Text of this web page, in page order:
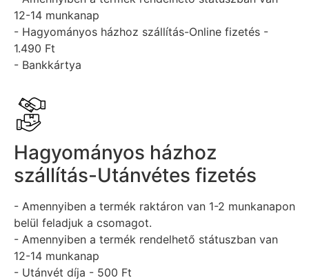
12-14 munkanap
- Hagyományos házhoz szállítás-Online fizetés -
1.490 Ft
- Bankkártya
Hagyományos házhoz
szállítás-Utánvétes fizetés
- Amennyiben a termék raktáron van 1-2 munkanapon
belül feladjuk a csomagot.
- Amennyiben a termék rendelhető státuszban van
12-14 munkanap
- Utánvét díja - 500 Ft